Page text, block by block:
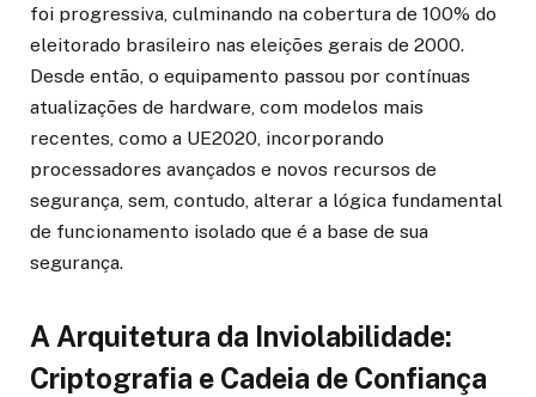
foi progressiva, culminando na cobertura de 100% do
eleitorado brasileiro nas eleições gerais de 2000.
Desde então, o equipamento passou por contínuas
atualizações de hardware, com modelos mais
recentes, como a UE2020, incorporando
processadores avançados e novos recursos de
segurança, sem, contudo, alterar a lógica fundamental
de funcionamento isolado que é a base de sua
segurança.
A Arquitetura da Inviolabilidade:
Criptografia e Cadeia de Confiança